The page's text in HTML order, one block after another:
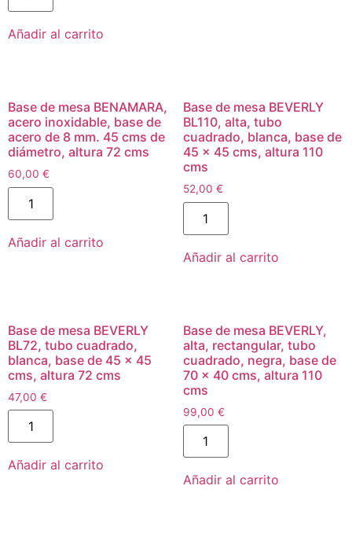
Añadir al carrito
Base de mesa BENAMARA,
acero inoxidable, base de
acero de 8 mm. 45 cms de
diámetro, altura 72 cms
60,00 €
Añadir al carrito
Base de mesa BEVERLY
BL110, alta, tubo
cuadrado, blanca, base de
45 x 45 cms, altura 110
cms
52,00 €
Añadir al carrito
Base de mesa BEVERLY
BL72, tubo cuadrado,
blanca, base de 45 x 45
cms, altura 72 cms
47,00 €
Añadir al carrito
Base de mesa BEVERLY,
alta, rectangular, tubo
cuadrado, negra, base de
70 x 40 cms, altura 110
cms
99,00 €
Añadir al carrito